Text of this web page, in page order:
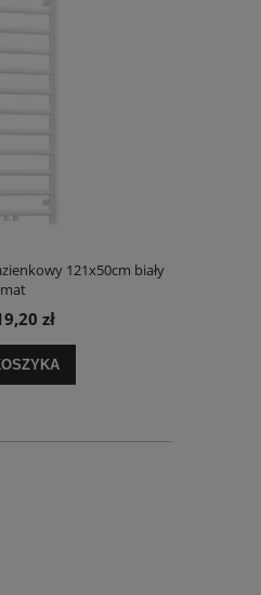
121x50cm biały
mat
zł